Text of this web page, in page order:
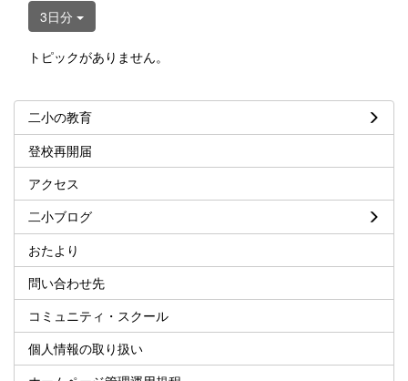
3日分
トピックがありません。
二小の教育
登校再開届
アクセス
二小ブログ
おたより
問い合わせ先
コミュニティ・スクール
個人情報の取り扱い